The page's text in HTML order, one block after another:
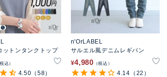
ットンタンクトップ
込
4.50 （58）
n'OrLABEL
サルエル風デニムレギパン
¥4,980 税込
4.14 （22）